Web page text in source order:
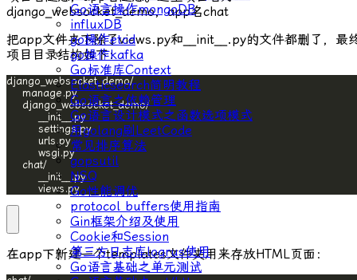
Go语言操作mongoDB
influxDB
go操作etcd
go操作kafka
Go标准库Context
Elasticsearch简明教程
Go语言之依赖管理
Go语言设计模式之函数选项模式
用golang刷LeetCode
常见排序算法
gopsutil
NSQ
Go性能调优
protocol buffers使用指南
Gin框架介绍及使用
Cookie和Session
第三方日志库logrus使用
Go语言基础之单元测试
django_websocket_demo，app名chat
把app文件夹下除了views.py和 __init__.py的文件都删了，最
项目目录结构如下：
        views.py
在app下新建一个templates文件夹用来存放HTML页面：